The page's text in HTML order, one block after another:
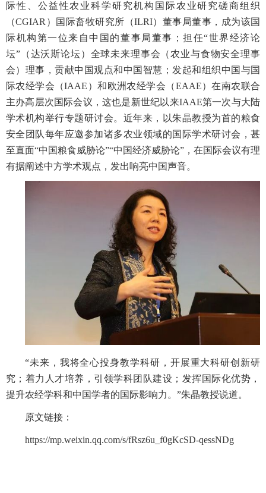
际性、公益性农业科学研究机构国际农业研究磋商组织
（CGIAR）国际畜牧研究所（ILRI）董事局董事，成为该国
际机构第一位来自中国的董事局董事；担任“世界经济论
坛”（达沃斯论坛）全球未来理事会（农业与食物安全理事
会）理事，贡献中国观点和中国智慧；发起和组织中国与国
际农经学会（IAAE）和欧洲农经学会（EAAE）在南农联合
主办高层次国际会议，这也是新世纪以来IAAE第一次与大陆
学术机构举行专题研讨会。近年来，以朱晶教授为首的粮食
安全团队每年应邀参加诸多农业领域的国际学术研讨会，甚
至直面“中国粮食威胁论”“中国经济威胁论”，在国际会议有理
有据阐述中方学术观点，发出响亮中国声音。
“未来，我将全心投身教学科研，开展重大科研创新研
究；着力人才培养，引领学科团队建设；发挥国际化优势，
提升农经学科和中国学者的国际影响力。”朱晶教授说道。
原文链接：
https://mp.weixin.qq.com/s/fRsz6u_f0gKcSD-qessNDg